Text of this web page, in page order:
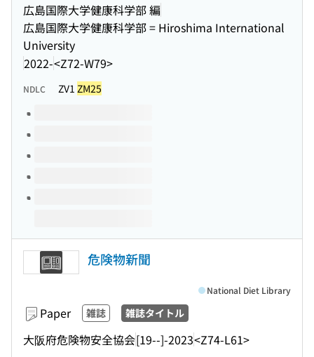
広島国際大学健康科学部 編
広島国際大学健康科学部 = Hiroshima International
University
2022-<Z72-W79>
NDLC ZV1 ZM25
Volumes of this title
危険物新聞
Paper 雑誌 雑誌タイトル
大阪府危険物安全協会[19--]-2023<Z74-L61>
National Diet Library